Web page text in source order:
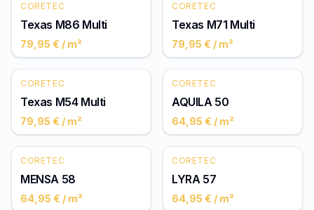
CORETEC
Texas M86 Multi
79,95 € / m²
CORETEC
Texas M71 Multi
79,95 € / m²
CORETEC
Texas M54 Multi
79,95 € / m²
CORETEC
AQUILA 50
64,95 € / m²
CORETEC
MENSA 58
64,95 € / m²
CORETEC
LYRA 57
64,95 € / m²